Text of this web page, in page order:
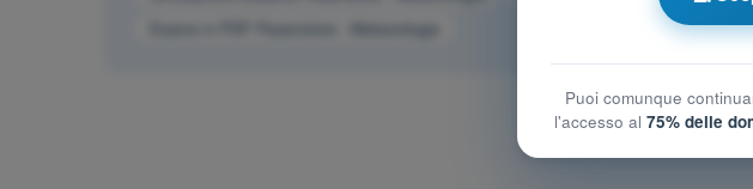
Esame in PDF Paramotore - Meteorologia
Puoi comunque
l'accesso al 75% delle